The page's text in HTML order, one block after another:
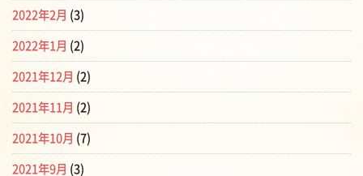
2022年2月 (3)
2022年1月 (2)
2021年12月 (2)
2021年11月 (2)
2021年10月 (7)
2021年9月 (3)